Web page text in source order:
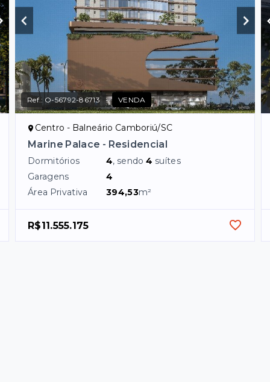
Ref.: O-56792-86713 VENDA
Centro - Balneário Camboriú/SC
Marine Palace - Residencial
Dormitórios 4, sendo4 suítes
Garagens
4
Área Privativa
394,53m²
R$11.555.175